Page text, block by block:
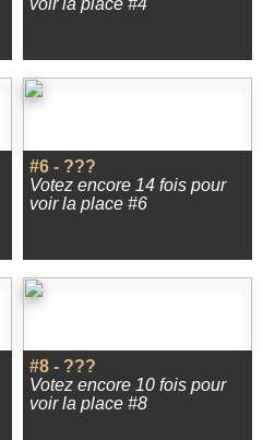
voir la place #4
#6 - ???
Votez encore 14 fois pour
voir la place #6
#8 - ???
Votez encore 10 fois pour
voir la place #8